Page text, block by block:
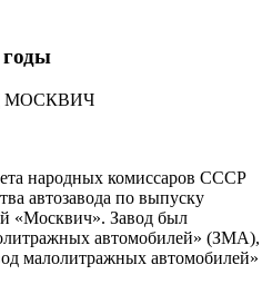
народных комиссаров СССР
автозавода по выпуску
«Москвич». Завод был
автомобилей» (ЗМА),
малолитражных автомобилей»